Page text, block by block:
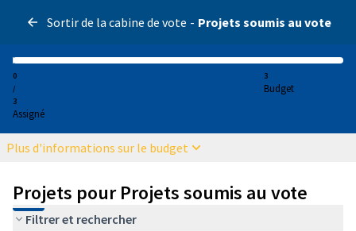
Sortir de la cabine de vote - Projets soumis au vote
0
/
3
Assigné
3
Budget
Plus d'informations sur le budget
Projets pour Projets soumis au vote
Filtrer et rechercher